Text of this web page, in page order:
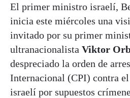
El primer ministro israelí,
inicia este miércoles una
invitado por su primer
ultranacionalista Viktor
despreciado la orden de
Internacional (CPI) contra
israelí por supuestos